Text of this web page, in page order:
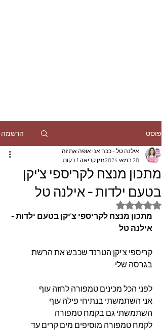
פוסט הרשמה
מתכון מנצח לקריספי צ'יקן
בטעם ילדות - אילנה טל
אילנה טל - ככה אני אופה את זה
20 במאי 2024
זמן קריאה 1 דקות
דירוג של NaN מתוך 5 כוכבים
מתכון מנצח לקריספי צ'יקן בטעם ילדות -
אילנה טל
קריספי צ'יקן הטרנד שכבש את הרשת
בגרסה שלי
לפני הכל מכינים טמפורה לחזה עוף
אני השתמשתי בנתיחי פילה עוף
השתמשתי גם בקמח טמפורה
לקמח טמפורה מוסיפים מים קרים עד